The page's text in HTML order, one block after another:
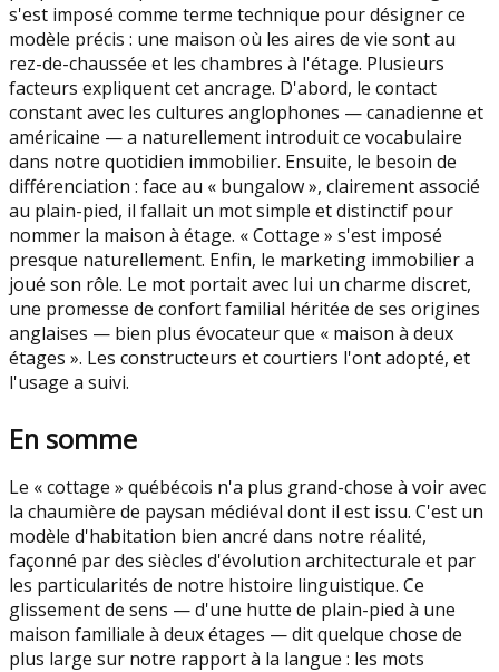
s'est imposé comme terme technique pour désigner ce
modèle précis : une maison où les aires de vie sont au
rez-de-chaussée et les chambres à l'étage. Plusieurs
facteurs expliquent cet ancrage. D'abord, le contact
constant avec les cultures anglophones — canadienne et
américaine — a naturellement introduit ce vocabulaire
dans notre quotidien immobilier. Ensuite, le besoin de
différenciation : face au « bungalow », clairement associé
au plain-pied, il fallait un mot simple et distinctif pour
nommer la maison à étage. « Cottage » s'est imposé
presque naturellement. Enfin, le marketing immobilier a
joué son rôle. Le mot portait avec lui un charme discret,
une promesse de confort familial héritée de ses origines
anglaises — bien plus évocateur que « maison à deux
étages ». Les constructeurs et courtiers l'ont adopté, et
l'usage a suivi.
En somme
Le « cottage » québécois n'a plus grand-chose à voir avec
la chaumière de paysan médiéval dont il est issu. C'est un
modèle d'habitation bien ancré dans notre réalité,
façonné par des siècles d'évolution architecturale et par
les particularités de notre histoire linguistique. Ce
glissement de sens — d'une hutte de plain-pied à une
maison familiale à deux étages — dit quelque chose de
plus large sur notre rapport à la langue : les mots